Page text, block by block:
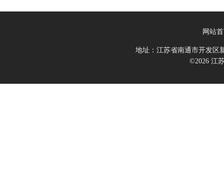
网站
地址：江苏省南通市开发区
©2026 江